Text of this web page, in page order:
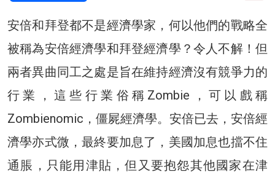
安倍和拜登都不是經濟學家，何以他們的戰略全
被稱為安倍經濟學和拜登經濟學？令人不解！但
兩者異曲同工之處是旨在維持經濟沒有競爭力的
行業，這些行業俗稱Zombie，可以戲稱
Zombienomic，僵屍經濟學。安倍已去，安倍經
濟學亦式微，最終要加息了，美國加息也擋不住
通脹，只能用津貼，但又要抱怨其他國家在津